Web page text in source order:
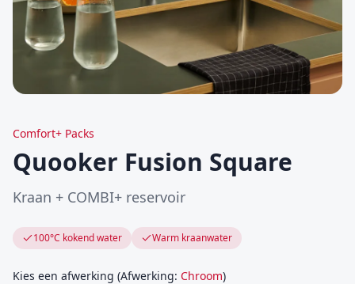
Comfort+ Packs
Quooker Fusion Square
Kraan + COMBI+ reservoir
100°C kokend water Warm kraanwater
Kies een afwerking (Afwerking: Chroom)